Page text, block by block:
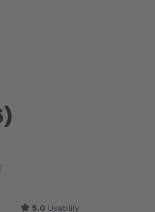
out of 5 stars
5.0 Usability